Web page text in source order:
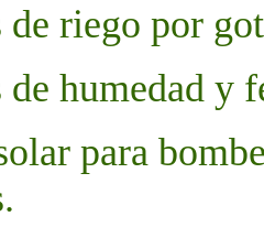
de riego por
de humedad
para